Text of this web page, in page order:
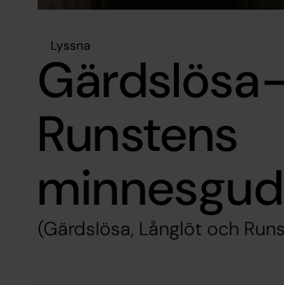
Lyssna
Runstens
(Gärdslösa, Långlöt och